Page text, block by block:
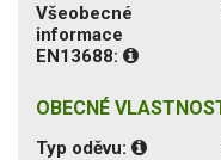
Všeobecné
informace
EN13688:
OBECNÉ
Typ oděvu: